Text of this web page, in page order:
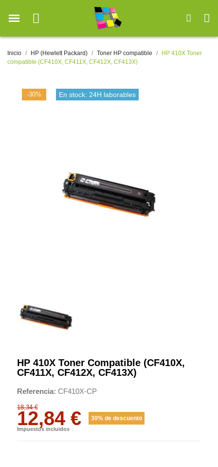
Inicio HP (Hewlett Packard) Toner HP compatible
HP 410X Toner
compatible (CF410X, CF411X, CF412X, CF413X)
-30% En stock: 24H laborables
HP 410X Toner Compatible (CF410X,
CF411X, CF412X, CF413X)
Referencia CF410X-CP
18,34 €
12,84 € 30% de descuento
Impuestos incluidos